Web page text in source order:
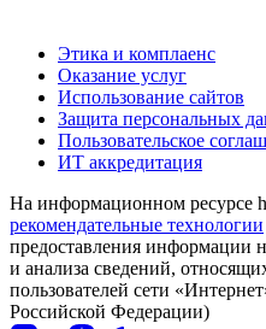
Этика и комплаенс
Оказание услуг
Использование сайтов
Защита персональных
Пользовательское
ИТ аккредитация
На информационном ресурсе
рекомендательные технологии
предоставления информации
и анализа сведений,
пользователей сети
Российской Федерации)